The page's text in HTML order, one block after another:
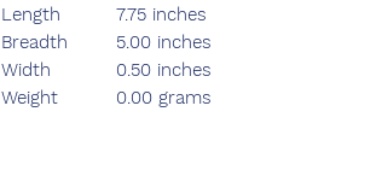
Length
7.75 inches
Breadth
5.00 inches
Width
0.50 inches
Weight
0.00 grams